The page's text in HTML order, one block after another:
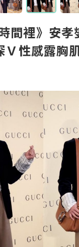
間裡》安
Ｖ性感露胸